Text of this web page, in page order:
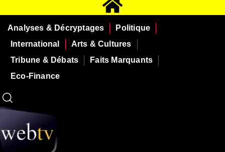
Analyses & Décryptages
Politique
International
Arts & Cultures
Tribune & Débats
Faits Marquants
Eco-Finance